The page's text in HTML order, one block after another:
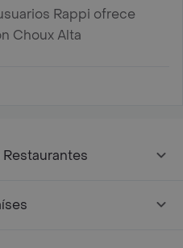
Rappi ofrece
Choux Alta